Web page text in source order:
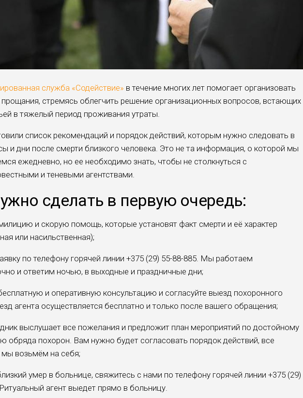
служба «Содействие» в течение многих лет помогает организовать
прощания, стремясь облегчить решение организационных вопросов, встающих
в тяжелый период проживания утраты.
список рекомендаций и порядок действий, которым нужно следовать в
и дни после смерти близкого человека. Это не та информация, о которой мы
ежедневно, но ее необходимо знать, чтобы не столкнуться с
и теневыми агентствами.
сделать в первую очередь:
и скорую помощь, которые установят факт смерти и её характер
или насильственная);
по телефону горячей линии +375 (29) 55-88-885. Мы работаем
и ответим ночью, в выходные и праздничные дни;
и оперативную консультацию и согласуйте выезд похоронного
агента осуществляется бесплатно и только после вашего обращения;
выслушает все пожелания и предложит план мероприятий по достойному
обряда похорон. Вам нужно будет согласовать порядок действий, все
мы возьмём на себя;
умер в больнице, свяжитесь с нами по телефону горячей линии +375 (29)
агент выедет прямо в больницу.